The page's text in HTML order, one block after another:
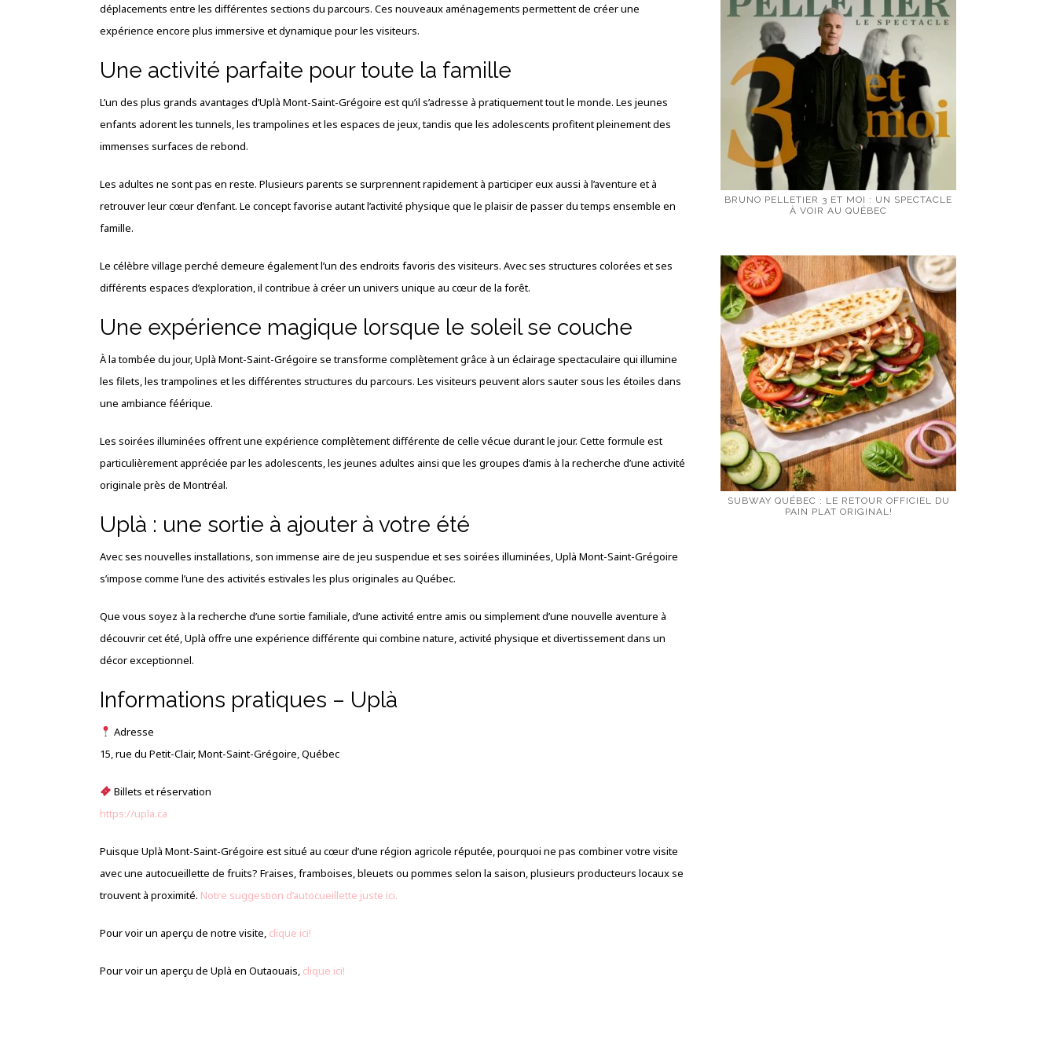
déplacements entre les différentes sections du parcours. Ces nouveaux aménagements permettent de créer une
expérience encore plus immersive et dynamique pour les visiteurs.
Une activité parfaite pour toute la famille
L’un des plus grands avantages d’Uplà Mont-Saint-Grégoire est qu’il s’adresse à pratiquement tout le monde. Les jeunes
enfants adorent les tunnels, les trampolines et les espaces de jeux, tandis que les adolescents profitent pleinement des
immenses surfaces de rebond.
Les adultes ne sont pas en reste. Plusieurs parents se surprennent rapidement à participer eux aussi à l’aventure et à
retrouver leur cœur d’enfant. Le concept favorise autant l’activité physique que le plaisir de passer du temps ensemble en
famille.
Le célèbre village perché demeure également l’un des endroits favoris des visiteurs. Avec ses structures colorées et ses
différents espaces d’exploration, il contribue à créer un univers unique au cœur de la forêt.
Une expérience magique lorsque le soleil se couche
À la tombée du jour, Uplà Mont-Saint-Grégoire se transforme complètement grâce à un éclairage spectaculaire qui illumine
les filets, les trampolines et les différentes structures du parcours. Les visiteurs peuvent alors sauter sous les étoiles dans
une ambiance féérique.
Les soirées illuminées offrent une expérience complètement différente de celle vécue durant le jour. Cette formule est
particulièrement appréciée par les adolescents, les jeunes adultes ainsi que les groupes d’amis à la recherche d’une activité
originale près de Montréal.
Uplà : une sortie à ajouter à votre été
Avec ses nouvelles installations, son immense aire de jeu suspendue et ses soirées illuminées, Uplà Mont-Saint-Grégoire
s’impose comme l’une des activités estivales les plus originales au Québec.
Que vous soyez à la recherche d’une sortie familiale, d’une activité entre amis ou simplement d’une nouvelle aventure à
découvrir cet été, Uplà offre une expérience différente qui combine nature, activité physique et divertissement dans un
décor exceptionnel.
Informations pratiques – Uplà
Adresse
15, rue du Petit-Clair, Mont-Saint-Grégoire, Québec
Billets et réservation
https://upla.ca
Puisque Uplà Mont-Saint-Grégoire est situé au cœur d’une région agricole réputée, pourquoi ne pas combiner votre visite
avec une autocueillette de fruits? Fraises, framboises, bleuets ou pommes selon la saison, plusieurs producteurs locaux se
trouvent à proximité. Notre suggestion d’autocueillette juste ici.
Pour voir un aperçu de notre visite, clique ici!
Pour voir un aperçu de Uplà en Outaouais, clique ici!
BRUNO PELLETIER 3 ET MOI : UN SPECTACLE
À VOIR AU QUÉBEC
SUBWAY QUÉBEC : LE RETOUR OFFICIEL DU
PAIN PLAT ORIGINAL!